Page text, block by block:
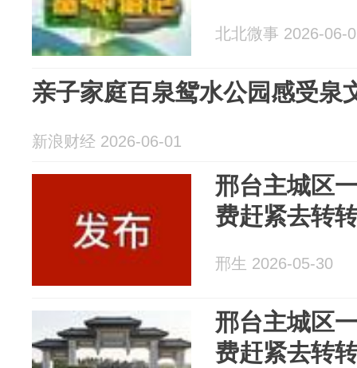
北北微事 2026-06-
亲子家庭百泉鸳水公园感受泉
新浪财经 2026-06-01
邢台主城区
费赶紧去转
邢生 2026-05-30
邢台主城区
费赶紧去转